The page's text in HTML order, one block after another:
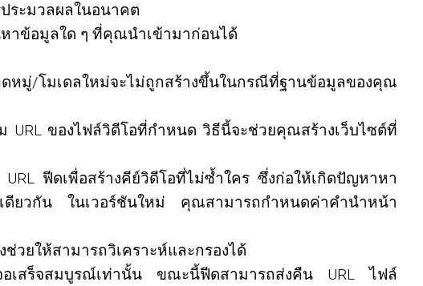
ระมวลผลในอนาคต
าข้อมูลใด ๆ ที่คุณนำเข้ามาก่อนได้
หมู่/โมเดลใหม่จะไม่ถูกสร้างขึ้นในกรณีที่ฐานข้อมูลของคุณ
URL ของไฟล์วิดีโอที่กำหนด วิธีนี้จะช่วยคุณสร้างเว็บไซต์ที่
ฟีดเพื่อสร้างคีย์วิดีโอที่ไม่ซ้ำใคร ซึ่งก่อให้เกิดปัญหาหา
เดียวกัน ในเวอร์ชันใหม่ คุณสามารถกำหนดค่าคำนำหน้า
ยให้สามารถวิเคราะห์และกรองได้
จอเสร็จสมบูรณ์เท่านั้น ขณะนี้ฟีดสามารถส่งคืน URL ไฟล์